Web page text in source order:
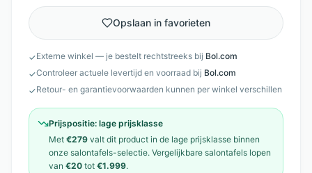
Opslaan in favorieten
✓Externe winkel — je bestelt rechtstreeks bij Bol.com
✓Controleer actuele levertijd en voorraad bij Bol.com
✓Retour- en garantievoorwaarden kunnen per winkel verschillen
Prijspositie: lage prijsklasse
Met €279 valt dit product in de lage prijsklasse binnen
onze salontafels-selectie. Vergelijkbare salontafels lopen
van €20 tot €1.999.